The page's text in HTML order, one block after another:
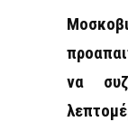
να